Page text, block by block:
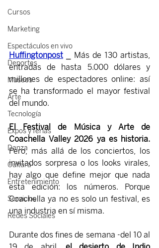
Cursos
Marketing
Espectáculos en vivo
Deportes
Museos
Arte
Tecnología
Expos y ferias
Danza
Cultura
Entretenimiento
Servicios
Redes Sociales
Huffingtonpost ⎯ Más de 130 artistas,
entradas de hasta 5.000 dólares y
millones de espectadores online: así
se ha transformado el mayor festival
del mundo.
El Festival de Música y Arte de
Coachella Valley 2026 ya es historia.
Pero, más allá de los conciertos, los
invitados sorpresa o los looks virales,
hay algo que define mejor que nada
esta edición: los números. Porque
Coachella ya no es solo un festival, es
una industria en sí misma.
Durante dos fines de semana -del 10 al